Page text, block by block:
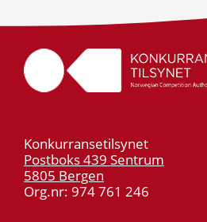
Konkurransetilsynet
Postboks 439 Sentrum
5805 Bergen
Org.nr: 974 761 246